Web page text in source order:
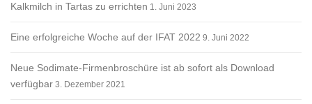
Kalkmilch in Tartas zu errichten 1. Juni 2023
Eine erfolgreiche Woche auf der IFAT 2022 9. Juni 2022
Neue Sodimate-Firmenbroschüre ist ab sofort als Download
verfügbar 3. Dezember 2021